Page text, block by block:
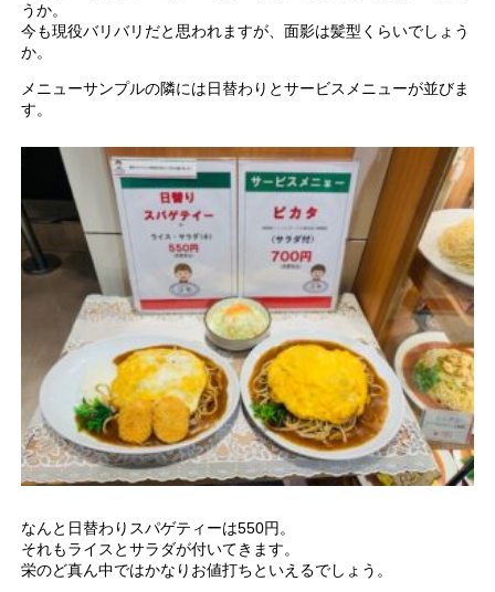
うか。
今も現役バリバリだと思われますが、面影は髪型くらいでしょう
か。
メニューサンプルの隣には日替わりとサービスメニューが並びま
す。
なんと日替わりスパゲティーは550円。
それもライスとサラダが付いてきます。
栄のど真ん中ではかなりお値打ちといえるでしょう。